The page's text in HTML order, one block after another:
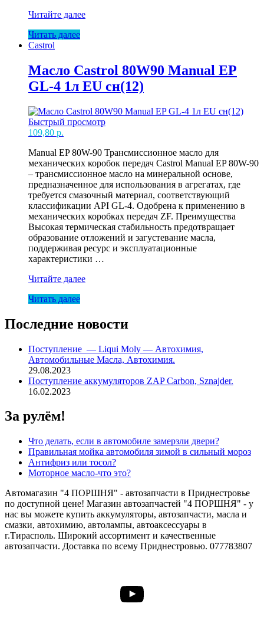
Масло
75W90
SyntransTransaxle
0,5л
Читайте далее
Читать далее
Castrol
Масло Castrol 80W90 Manual EP
GL-4 1л EU сн(12)
Быстрый просмотр
109,80 р.
Manual EP 80W-90 Трансмиссионное масло для
механических коробок передач Castrol Manual EP 80W-90
– трансмиссионное масло на минеральной основе,
предназначенное для использования в агрегатах, где
требуется смазочный материал, соответствующий
классификации API GL-4. Одобрена к применению в
механических коробках передач ZF. Преимущества
Высокая термическая стабильность предотвращает
образование отложений и загустевание масла,
поддерживая ресурс и эксплуатационные
характеристики …
Масло
80W90
EP
GL-
1л
EU
сн(12)
Читайте далее
Читать далее
Последние новости
Поступление — Liqui Moly — Автохимия,
Автомобильные Масла, Автохимия.
29.08.2023
Поступление аккумуляторов ZAP Carbon, Sznajder.
16.02.2023
За рулём!
Что делать, если в автомобиле замерзли двери?
Правильная мойка автомобиля зимой в сильный мороз
Антифриз или тосол?
Моторное масло-что это?
Автомагазин "4 ПОРШНЯ" - автозапчасти в Приднестровье
по доступной цене! Магазин автозапчастей "4 ПОРШНЯ" - у
нас вы можете купить аккумуляторы, автозапчасти, масла и
смазки, автохимию, автолампы, автоаксессуары в
г.Тирасполь. Широкий ассортимент и качественные
автозапчасти. Доставка по всему Приднестровью. 077783807
YouTube